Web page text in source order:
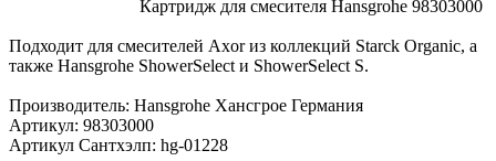
Картридж для смесителя Hansgrohe 98303000
Подходит для смесителей Axor из коллекций Starck Organic, а
также Hansgrohe ShowerSelect и ShowerSelect S.
Производитель: Hansgrohe Хансгрое Германия
Артикул: 98303000
Артикул Сантхэлп: hg-01228